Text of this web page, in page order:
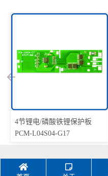
4节锂电/磷酸铁锂保护板
PCM-L04S04-G17